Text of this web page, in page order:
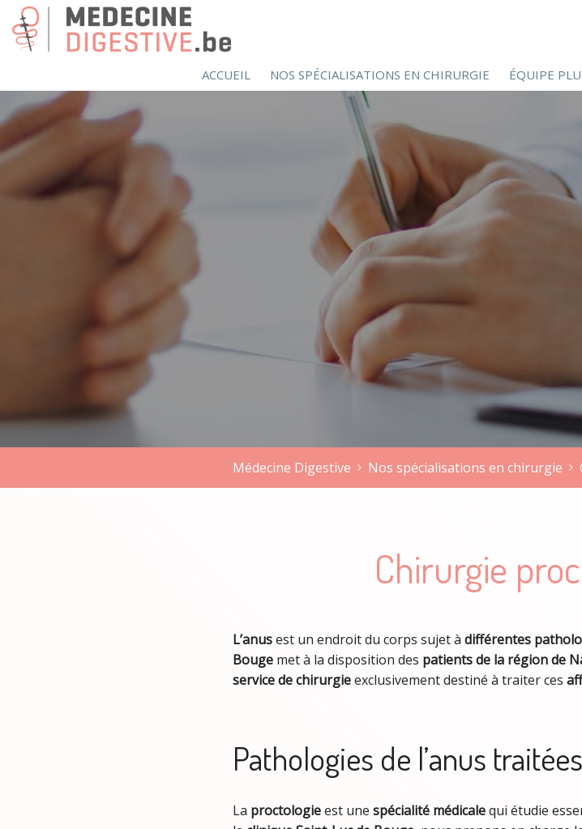
ACCUEIL NOS SPÉCIALISATIONS EN CHIRURGIE ÉQUIPE
Médecine Digestive Nos spécialisations en chirurgie
Chirurgie
L’anusest un endroit du corps sujet à différentes
Bouge met à la disposition des patients de la région de
service de chirurgieexclusivement destiné à traiter ces
Pathologies de l’anus
La proctologieest une spécialité médicalequi étudie